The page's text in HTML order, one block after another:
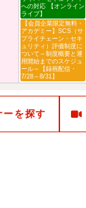
への対応 【オンライン
ライブ】
【会員企業限定無料・
アカデミー】SCS（サ
プライチェーン・セキ
ュリティ）評価制度に
ついて～制度概要と運
用開始までのスケジュ
ール～【録画配信・
7/28～8/31】
ーを探す